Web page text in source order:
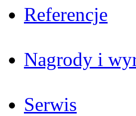
Referencje
Nagrody i
Serwis